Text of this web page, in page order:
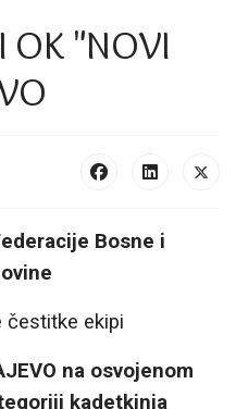
OK "NOVI
Bosne i
čestitke ekipi
na osvojenom
kadetkinja